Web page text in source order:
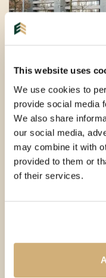
This website uses
We use cookies to
provide social media
We also share
our social media,
may combine it with
provided to them or
of their services.
EINDHOVEN |01-
Amundsenlaan
5623PS
€ 1.650 P.M. EX.
3 kamers
Gestoffeerd